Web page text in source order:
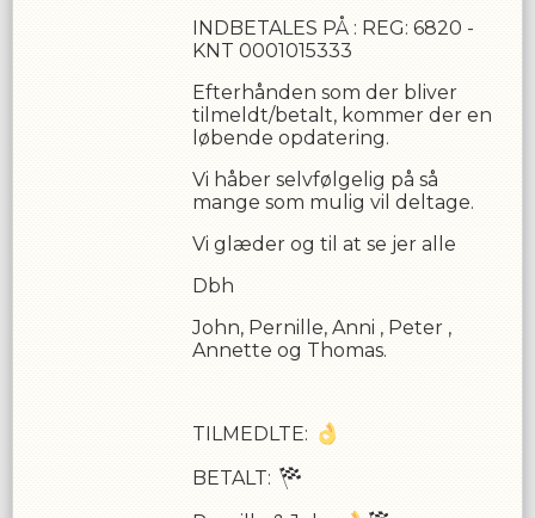
INDBETALES PÅ : REG: 6820 -
KNT 0001015333
Efterhånden som der bliver
tilmeldt/betalt, kommer der en
løbende opdatering.
Vi håber selvfølgelig på så
mange som mulig vil deltage.
Vi glæder og til at se jer alle
Dbh
John, Pernille, Anni , Peter ,
Annette og Thomas.
TILMEDLTE:
BETALT: